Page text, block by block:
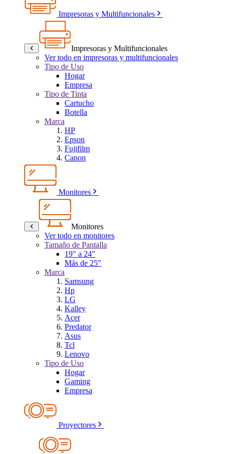
Impresoras y Multifuncionales
Impresoras y Multifuncionales
Ver todo en impresoras y multifuncionales
Tipo de Uso
Hogar
Empresa
Tipo de Tinta
Cartucho
Botella
Marca
HP
Epson
Fujifilm
Canon
Monitores
Monitores
Ver todo en monitores
Tamaño de Pantalla
19" a 24"
Más de 25"
Marca
Samsung
Hp
LG
Kalley
Acer
Predator
Asus
Tcl
Lenovo
Tipo de Uso
Hogar
Gaming
Empresa
Proyectores